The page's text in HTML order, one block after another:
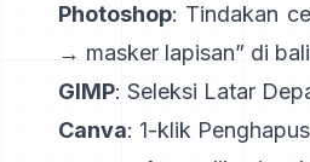
Photoshop: Tindakan
→ masker lapisan” di
GIMP: Seleksi Latar
Canva: 1-klik